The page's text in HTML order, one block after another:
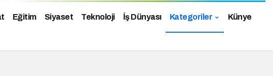
Eğitim Siyaset Teknoloji İş Dünyası Kategoriler Künye